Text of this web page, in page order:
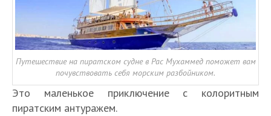
Путешествие на пиратском судне в Рас Мухаммед поможет вам
почувствовать себя морским разбойником.
Это маленькое приключение с колоритным
пиратским антуражем.